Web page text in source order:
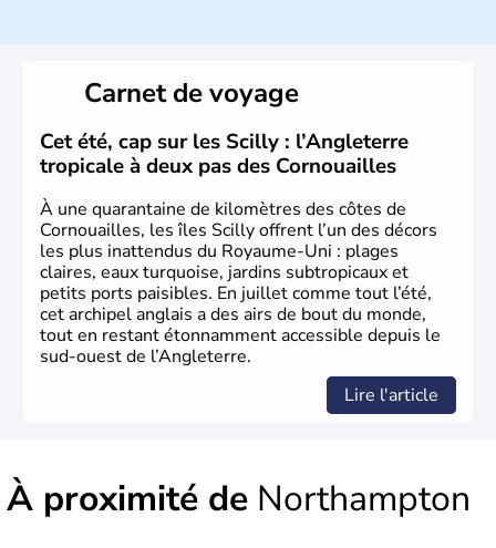
Histoire et administration
L'Angleterre est l’une des quatre nations constitutives du
Royaume-Uni. Elle est peuplée de plus de 50 millions
d’habitants, les Anglais, et constitue à elle seule, près de
84% de la population de l’ensemble. Le pays s’est créé au
Xème siècle et tient son nom desAngles
germanique installé sur ces terres. Première démocratie
parlementaire au monde, elle doit son développement à
l’essor industriel du XIXème siècle.
Carnet de voyage
Cet été, cap sur les Scilly : l’Angleterre
tropicale à deux pas des Cornouailles
À une quarantaine de kilomètres des côtes de
Cornouailles, les îles Scilly offrent l’un des décors
les plus inattendus du Royaume-Uni : plages
claires, eaux turquoise, jardins subtropicaux et
petits ports paisibles. En juillet comme tout l’été,
cet archipel anglais a des airs de bout du monde,
tout en restant étonnamment accessible depuis le
sud-ouest de l’Angleterre.
Lire l'article
À proximité de Northampton